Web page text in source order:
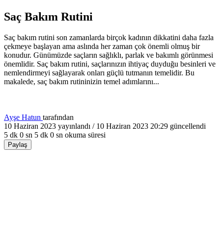
Saç Bakım Rutini
Saç bakım rutini son zamanlarda birçok kadının dikkatini daha fazla
çekmeye başlayan ama aslında her zaman çok önemli olmuş bir
konudur. Günümüzde saçların sağlıklı, parlak ve bakımlı görünmesi
önemlidir. Saç bakım rutini, saçlarınızın ihtiyaç duyduğu besinleri ve
nemlendirmeyi sağlayarak onları güçlü tutmanın temelidir. Bu
makalede, saç bakım rutininizin temel adımlarını...
Ayşe Hatun tarafından
10 Haziran 2023 yayınlandı / 10 Haziran 2023 20:29 güncellendi
5 dk 0 sn 5 dk 0 sn okuma süresi
Paylaş